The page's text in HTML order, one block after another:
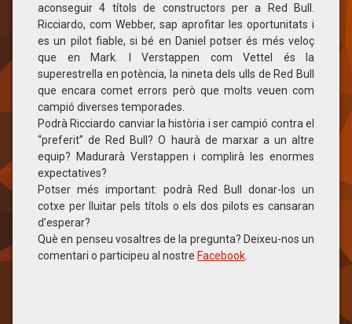
aconseguir 4 títols de constructors per a Red Bull.
Ricciardo, com Webber, sap aprofitar les oportunitats i
es un pilot fiable, si bé en Daniel potser és més veloç
que en Mark. I Verstappen com Vettel és la
superestrella en potència, la nineta dels ulls de Red Bull
que encara comet errors però que molts veuen com
campió diverses temporades.
Podrà Ricciardo canviar la història i ser campió contra el
“preferit” de Red Bull? O haurà de marxar a un altre
equip? Madurarà Verstappen i complirà les enormes
expectatives?
Potser més important: podrà Red Bull donar-los un
cotxe per lluitar pels títols o els dos pilots es cansaran
d’esperar?
Què en penseu vosaltres de la pregunta? Deixeu-nos un
comentari o participeu al nostre Facebook